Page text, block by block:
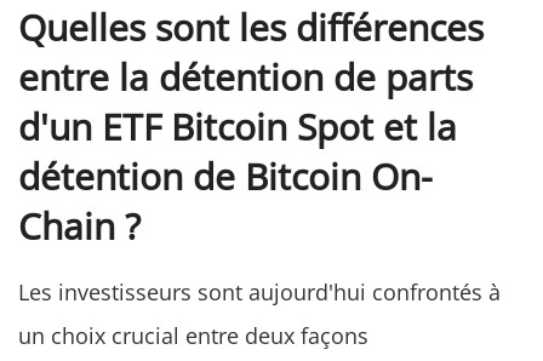
Quelles sont les différences
entre la détention de parts
d'un ETF Bitcoin Spot et la
détention de Bitcoin On-
Chain ?
Les investisseurs sont aujourd'hui confrontés à
un choix crucial entre deux façons